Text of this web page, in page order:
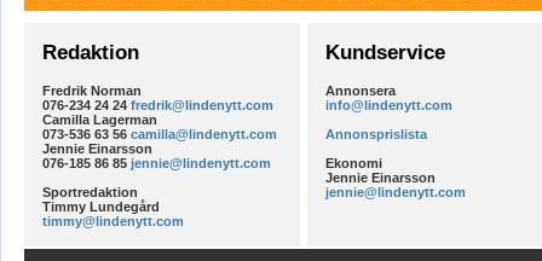
Redaktion
Fredrik Norman
076-234 24 24 fredrik@lindenytt.com
Camilla Lagerman
073-536 63 56 camilla@lindenytt.com
Jennie Einarsson
076-185 86 85 jennie@lindenytt.com
Sportredaktion
Timmy Lundegård
timmy@lindenytt.com
Kundservice
Annonsera
info@lindenytt.com
Annonsprislista
Ekonomi
Jennie Einarsson
jennie@lindenytt.com